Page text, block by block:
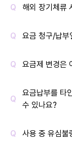
해외 장기체류
요금 청구/납부
요금제 변
요금납부를 타
수 있나요?
사용 중 유심불